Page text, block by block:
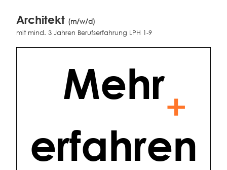
Architekt (m/w/d)
mit mind. 3 Jahren Berufserfahrung LPH 1-9
Mehr
erfahren